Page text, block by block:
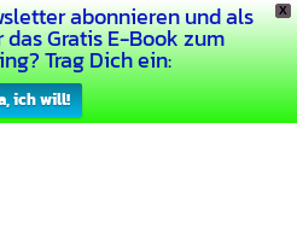
X
abonnieren und als
Gratis E-Book zum
Trag Dich ein:
ich will!